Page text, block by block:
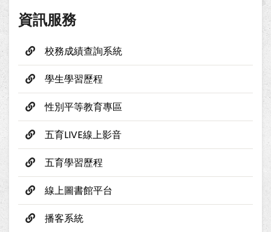
資訊服務
校務成績查詢系統
學生學習歷程
性別平等教育專區
五育LIVE線上影音
五育學習歷程
線上圖書館平台
播客系統